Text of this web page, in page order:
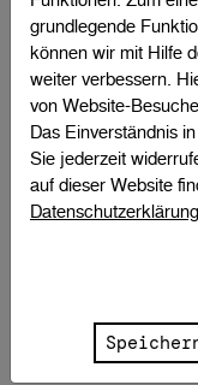
grundlegende
können wir mit Hilfe
weiter verbessern.
von Website-
Das Einverständnis
Sie jederzeit
auf dieser Website
Datenschutzerklärung